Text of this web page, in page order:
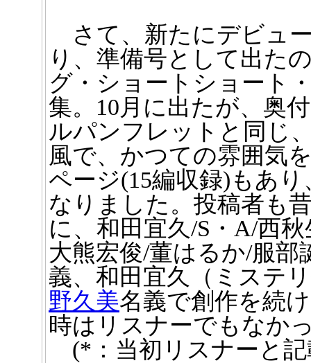
さて、新たにデビュ
り、準備号として出た
グ・ショートショート
集。10月に出たが、奥
ルパンフレットと同じ
風で、かつての雰囲気
ページ(15編収録)もあ
なりました。投稿者も
に、和田宜久/S・A/西
大熊宏俊/董はるか/服部
義、和田宜久（ミステ
野久美名義で創作を続
時はリスナーでもなか
(*：当初リスナーと